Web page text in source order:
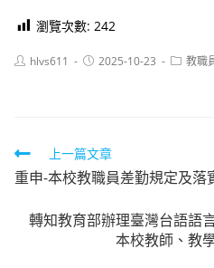
瀏覽次數: 242
Posthlvs611
Post2025-10-23
Post教職
Read
more
articles
上一篇文章
重申-本校教職員差勤規定及落
轉知教育部辦理臺灣台語語
本校教師、教